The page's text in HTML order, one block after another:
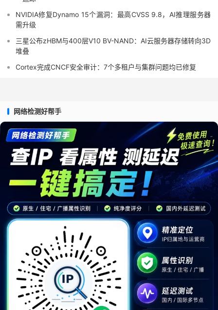
NVIDIA修复Dynamo 15个漏洞：最高CVSS 9.8，AI推理服务器
需升级
三星公布zHBM与400层V10 BV-NAND：AI云服务器存储转向3D
堆叠
Cortex完成CNCF安全审计：7个多租户与集群问题均已修复
网络检测好帮手